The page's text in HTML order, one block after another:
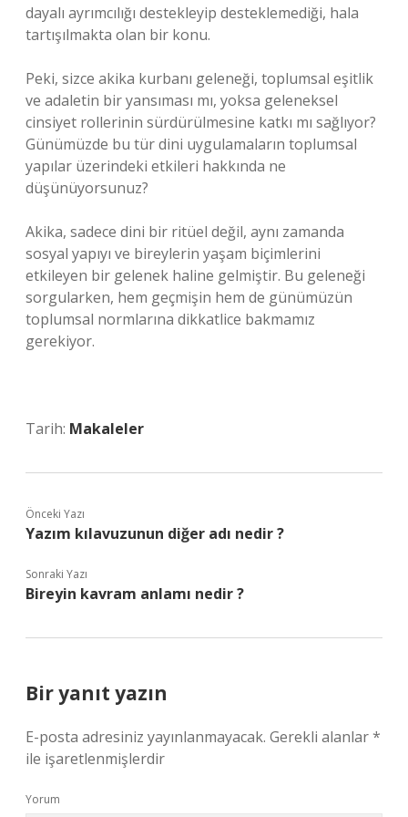
dayalı ayrımcılığı destekleyip desteklemediği, hala
tartışılmakta olan bir konu.
Peki, sizce akika kurbanı geleneği, toplumsal eşitlik
ve adaletin bir yansıması mı, yoksa geleneksel
cinsiyet rollerinin sürdürülmesine katkı mı sağlıyor?
Günümüzde bu tür dini uygulamaların toplumsal
yapılar üzerindeki etkileri hakkında ne
düşünüyorsunuz?
Akika, sadece dini bir ritüel değil, aynı zamanda
sosyal yapıyı ve bireylerin yaşam biçimlerini
etkileyen bir gelenek haline gelmiştir. Bu geleneği
sorgularken, hem geçmişin hem de günümüzün
toplumsal normlarına dikkatlice bakmamız
gerekiyor.
Tarih: Makaleler
Önceki Yazı
Yazım kılavuzunun diğer adı nedir ?
Sonraki Yazı
Bireyin kavram anlamı nedir ?
Bir yanıt yazın
E-posta adresiniz yayınlanmayacak. Gerekli alanlar*
ile işaretlenmişlerdir
Yorum